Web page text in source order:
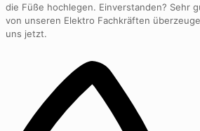
die Füße hochlegen. Einverstanden? Sehr
von unseren Elektro Fachkräften
uns jetzt.